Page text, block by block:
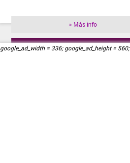
» Más info
» Visitar tienda
google_ad_width = 336; google_ad_height = 560;